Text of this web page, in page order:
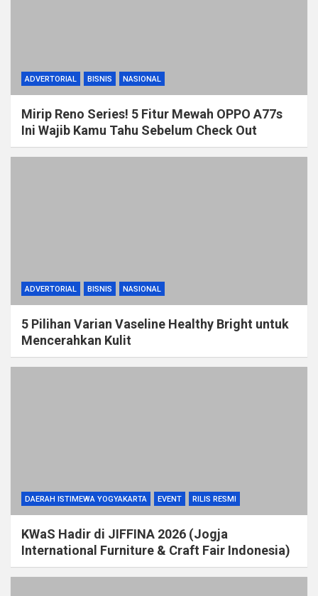
ADVERTORIAL BISNIS NASIONAL
Mirip Reno Series! 5 Fitur Mewah OPPO A77s
Ini Wajib Kamu Tahu Sebelum Check Out
ADVERTORIAL BISNIS NASIONAL
5 Pilihan Varian Vaseline Healthy Bright untuk
Mencerahkan Kulit
DAERAH ISTIMEWA YOGYAKARTA EVENT RILIS RESMI
KWaS Hadir di JIFFINA 2026 (Jogja
International Furniture & Craft Fair Indonesia)